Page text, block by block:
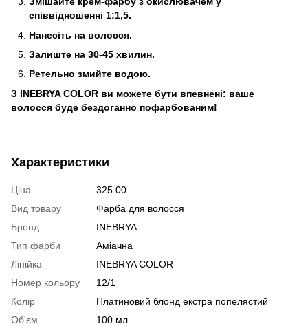
співвідношенні 1:1,5.
Нанесіть на волосся.
Залиште на 30-45 хвилин.
Ретельно змийте водою.
З INEBRYA COLOR ви можете бути впевнені: ваше
волосся буде бездоганно пофарбованим!
Характеристики
Ціна
325.00
Вид товару
Фарба для волосся
Бренд
INEBRYA
Тип фарби
Аміачна
Лінійка
INEBRYA COLOR
Номер кольору
12/1
Колір
Платиновий блонд екстра попелястий
Об'єм
100 мл